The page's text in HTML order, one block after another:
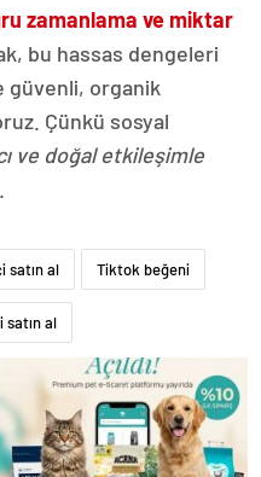
zamanlama ve miktar
bu hassas dengeleri
organik
Çünkü sosyal
ve doğal etkileşimle
satın al Tiktok beğeni
satın al